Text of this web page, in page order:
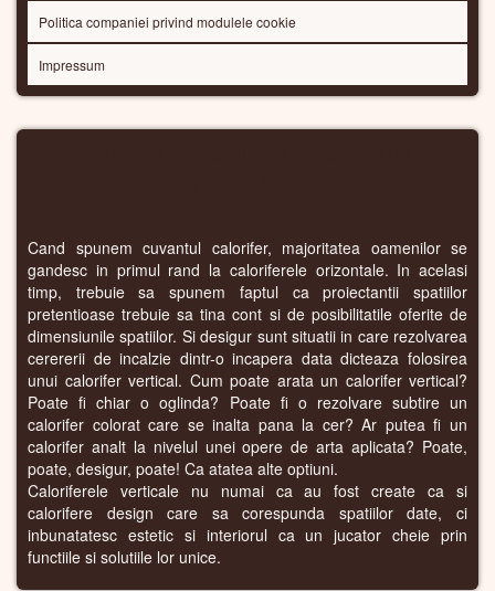
Politica companiei privind modulele cookie
Impressum
Cand spunem cuvantul calorifer, majoritatea oamenilor se
gandesc in primul rand la caloriferele orizontale. In acelasi
timp, trebuie sa spunem faptul ca proiectantii spatiilor
pretentioase trebuie sa tina cont si de posibilitatile oferite de
dimensiunile spatiilor. Si desigur sunt situatii in care rezolvarea
cerererii de incalzie dintr-o incapera data dicteaza folosirea
unui calorifer vertical. Cum poate arata un calorifer vertical?
Poate fi chiar o oglinda? Poate fi o rezolvare subtire un
calorifer colorat care se inalta pana la cer? Ar putea fi un
calorifer analt la nivelul unei opere de arta aplicata? Poate,
poate, desigur, poate! Ca atatea alte optiuni.
Caloriferele verticale nu numai ca au fost create ca si
calorifere design care sa corespunda spatiilor date, ci
inbunatatesc estetic si interiorul ca un jucator cheie prin
functiile si solutiile lor unice.